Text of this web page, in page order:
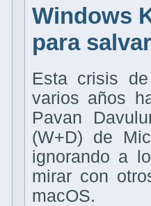
Windows
para
Esta crisis
varios años
Pavan
(W+D) de
ignorando a
mirar con
macOS.